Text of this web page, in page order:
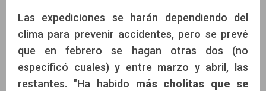
Las expediciones se harán dependiendo del
clima para prevenir accidentes, pero se prevé
que en febrero se hagan otras dos (no
especificó cuales) y entre marzo y abril, las
restantes. "Ha habido más cholitas que se